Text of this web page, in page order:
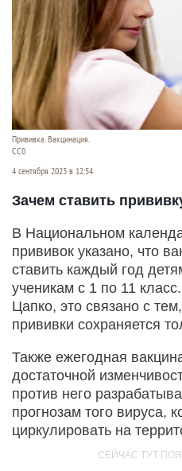
Прививка. Вакцинация.
СС0
4 сентября 2023 в 12:54
Зачем ставить
В Национальном
прививок указано, что
ставить каждый год
ученикам с 1 по 11
Цапко, это связано с
прививки сохраняется
Также ежегодная
достаточной
против него
прогнозам того вируса,
циркулировать на